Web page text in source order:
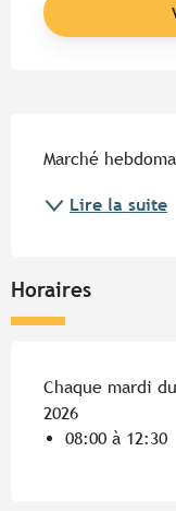
Marché
Lire la suite
Horaires
Chaque mardi
2026
08:00 à 12:30